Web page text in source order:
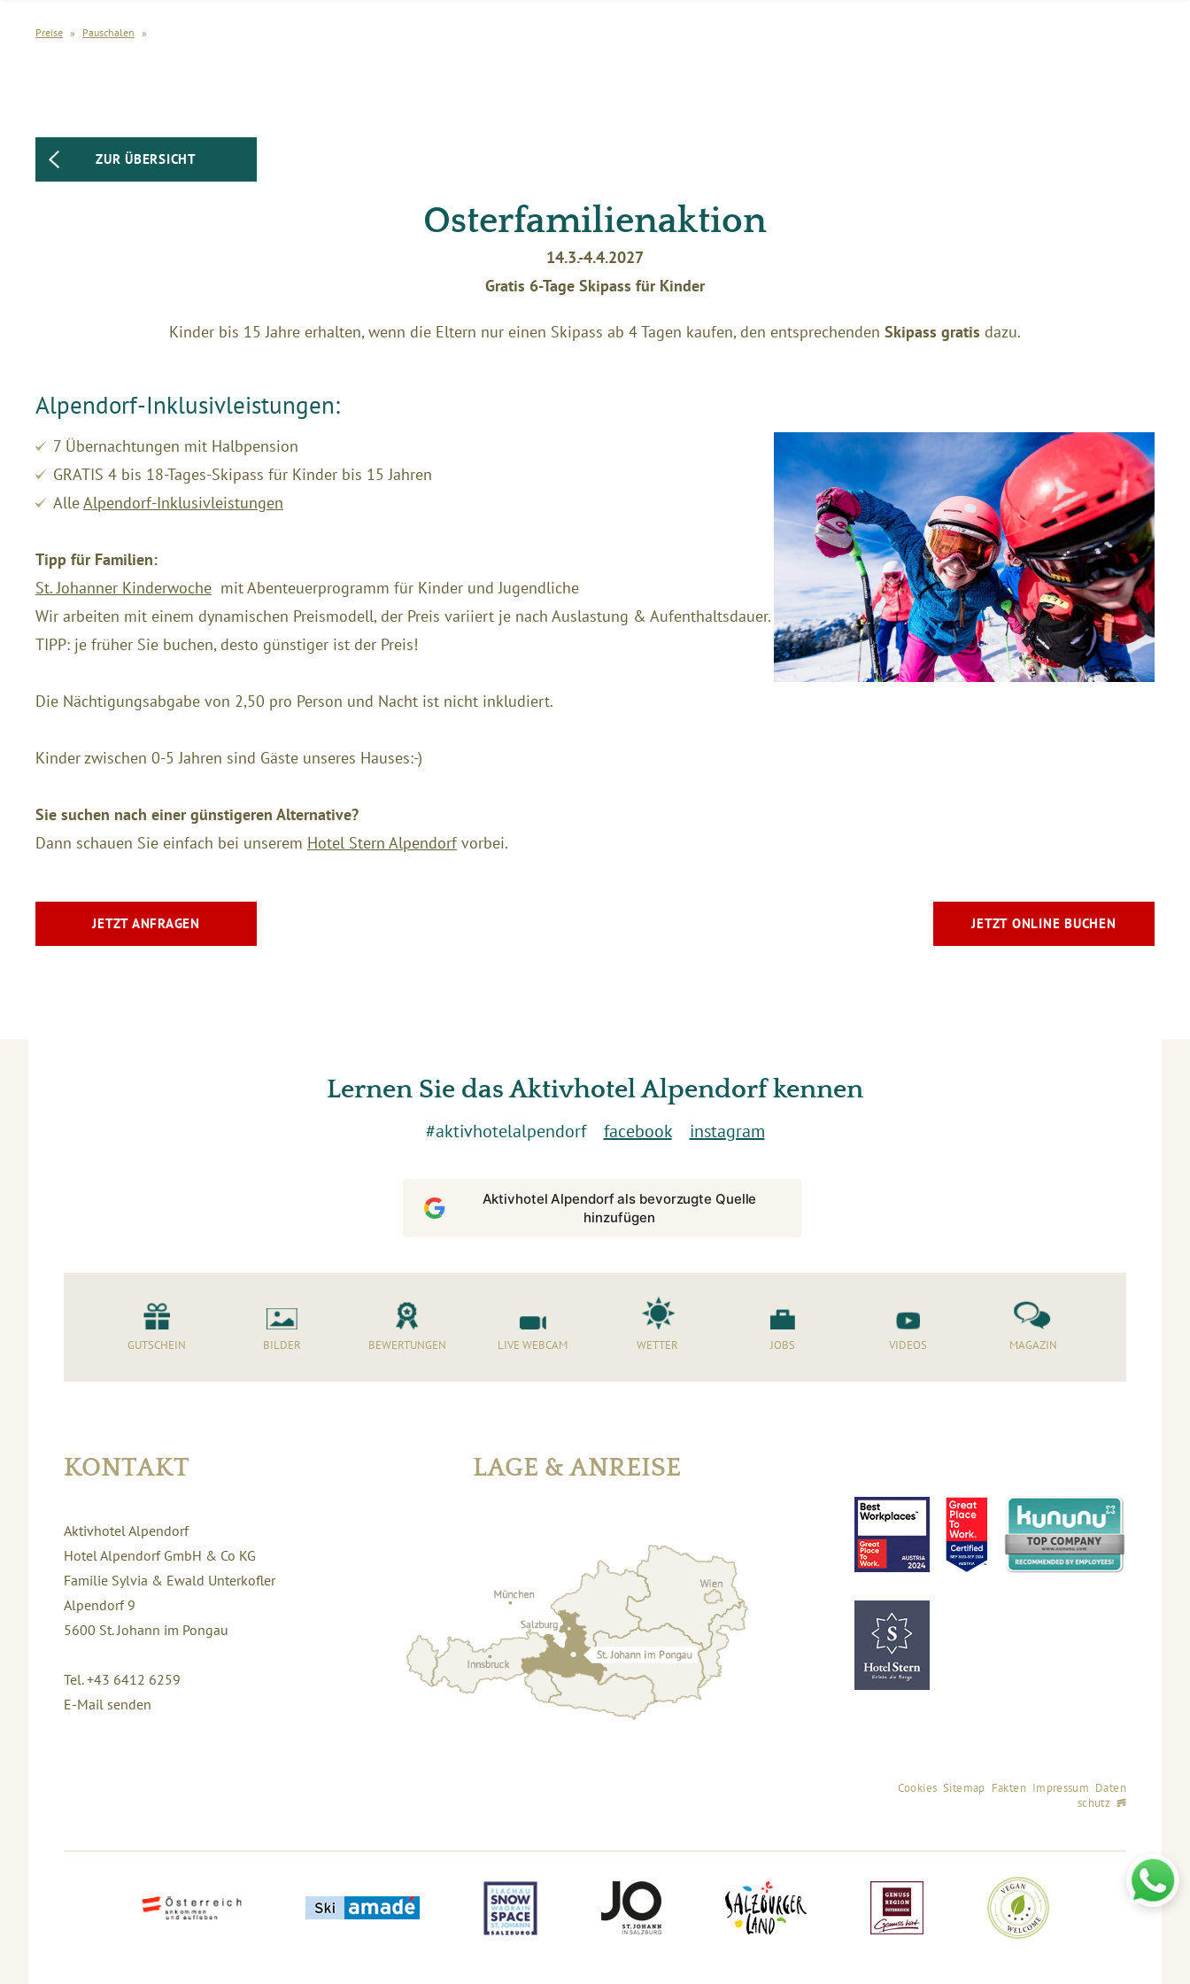
Preise » Pauschalen »
ZUR ÜBERSICHT
Osterfamilienaktion
14.3.-4.4.2027
Gratis 6-Tage Skipass für Kinder
Kinder bis 15 Jahre erhalten, wenn die Eltern nur einen Skipass ab 4 Tagen kaufen, den entsprechenden Skipass gratis dazu.
Alpendorf-Inklusivleistungen:
7 Übernachtungen mit Halbpension
GRATIS 4 bis 18-Tages-Skipass für Kinder bis 15 Jahren
AlleAlpendorf-Inklusivleistungen
Tipp für Familien:
St. Johanner Kinderwoche mit Abenteuerprogramm für Kinder und Jugendliche
Wir arbeiten mit einem dynamischen Preismodell, der Preis variiert je nach Auslastung & Aufenthaltsdauer.
TIPP: je früher Sie buchen, desto günstiger ist der Preis!
Die Nächtigungsabgabe von 2,50 pro Person und Nacht ist nicht inkludiert.
Kinder zwischen 0-5 Jahren sind Gäste unseres Hauses:-)
Sie suchen nach einer günstigeren Alternative?
Dann schauen Sie einfach bei unserem Hotel Stern Alpendorfvorbei.
JETZT ANFRAGEN JETZT ONLINE BUCHEN
Lernen Sie das Aktivhotel Alpendorf kennen
#aktivhotelalpendorf facebook instagram
Aktivhotel Alpendorf als bevorzugte Quelle
hinzufügen
GUTSCHEIN BILDER BEWERTUNGEN LIVE WEBCAM WETTER JOBS VIDEOS MAGAZIN
KONTAKT
Aktivhotel Alpendorf
Hotel Alpendorf GmbH & Co KG
Familie Sylvia & Ewald Unterkofler
Alpendorf 9
5600 St. Johann im Pongau
Tel. +43 6412 6259
E-Mail senden
LAGE & ANREISE
Cookies Sitemap Fakten Impressum Daten
schutz